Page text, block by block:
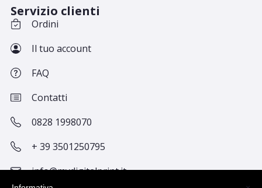
Servizio clienti
Ordini
Il tuo account
FAQ
Contatti
0828 1998070
+ 39 3501250795
info@mydigitalprint.it